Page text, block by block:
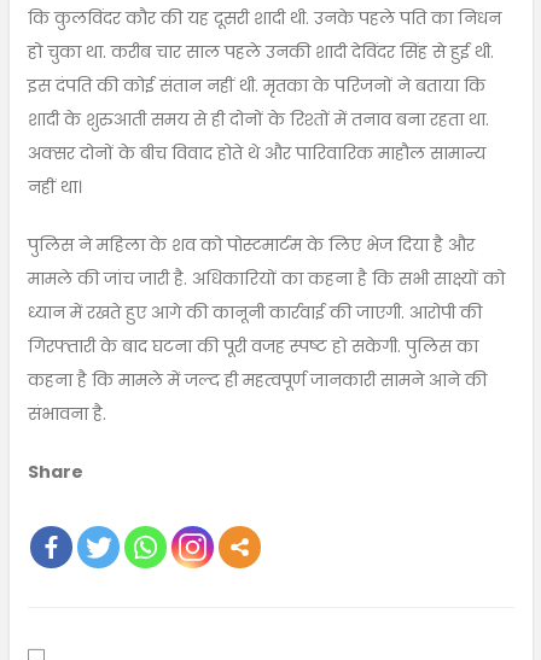
कि कुलविंदर कौर की यह दूसरी शादी थी. उनके पहले पति का निधन
हो चुका था. करीब चार साल पहले उनकी शादी देविंदर सिंह से हुई थी.
इस दंपति की कोई संतान नहीं थी. मृतका के परिजनों ने बताया कि
शादी के शुरुआती समय से ही दोनों के रिश्तों में तनाव बना रहता था.
अक्सर दोनों के बीच विवाद होते थे और पारिवारिक माहौल सामान्य
नहीं था।
पुलिस ने महिला के शव को पोस्टमार्टम के लिए भेज दिया है और
मामले की जांच जारी है. अधिकारियों का कहना है कि सभी साक्ष्यों को
ध्यान में रखते हुए आगे की कानूनी कार्रवाई की जाएगी. आरोपी की
गिरफ्तारी के बाद घटना की पूरी वजह स्पष्ट हो सकेगी. पुलिस का
कहना है कि मामले में जल्द ही महत्वपूर्ण जानकारी सामने आने की
संभावना है.
Share